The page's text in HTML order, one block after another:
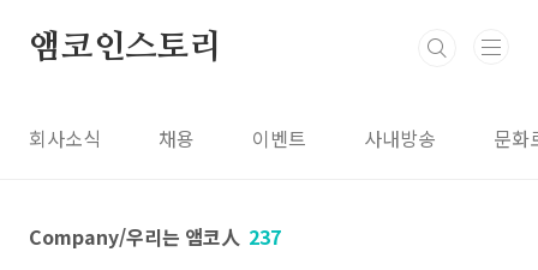
앰코인스토리
회사소식 채용 이벤트 사내방송 문화
Company/우리는 앰코人 237